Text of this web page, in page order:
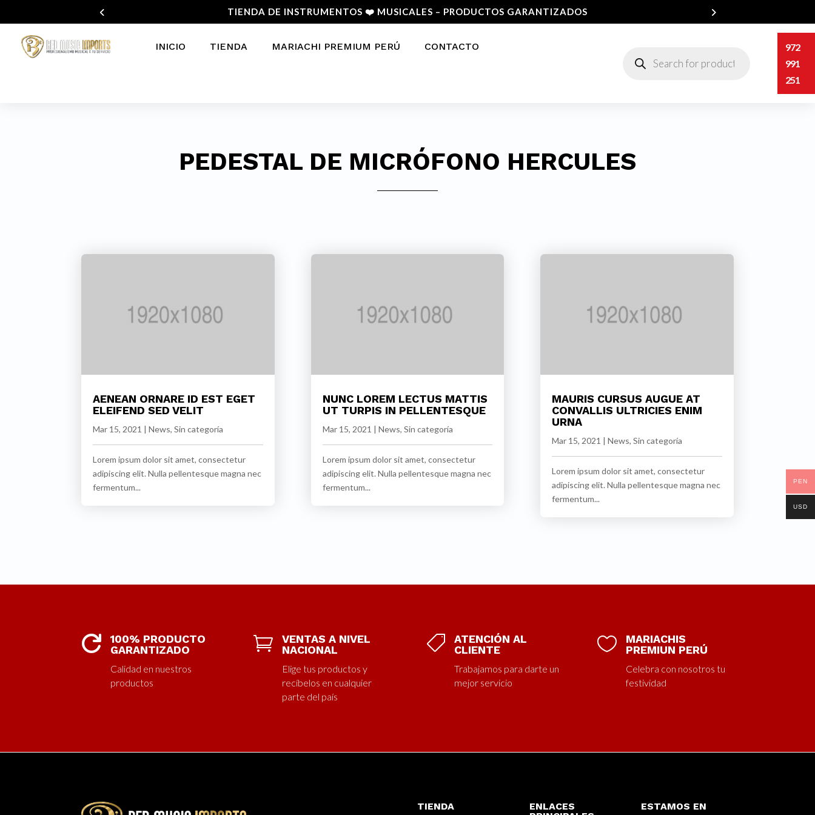
TIENDA DE INSTRUMENTOS ❤️ MUSICALES – PRODUCTOS GARANTIZADOS
INICIO TIENDA MARIACHI PREMIUM PERÚ CONTACTO
productos
972
991
251
PEDESTAL DE MICRÓFONO HERCULES
AENEAN ORNARE ID EST EGET
ELEIFEND SED VELIT
Mar 15, 2021 |News,Sin categoría
Lorem ipsum dolor sit amet, consectetur
adipiscing elit. Nulla pellentesque magna nec
fermentum...
NUNC LOREM LECTUS MATTIS
UT TURPIS IN PELLENTESQUE
Mar 15, 2021 News, Sin categoría
Lorem ipsum dolor sit amet, consectetur
adipiscing elit. Nulla pellentesque magna nec
fermentum...
MAURIS CURSUS AUGUE AT
CONVALLIS ULTRICIES ENIM
URNA
Mar 15, 2021 News, Sin categoría
Lorem ipsum dolor sit amet, consectetur
adipiscing elit. Nulla pellentesque magna nec
fermentum...

100% PRODUCTO
GARANTIZADO
Calidad en nuestros
productos

VENTAS A NIVEL
NACIONAL
Elige tus productos y
recíbelos en cualquier
parte del país

ATENCIÓN AL
CLIENTE
Trabajamos para darte un
mejor servicio

MARIACHIS
PREMIUN PERÚ
Celebra con nosotros tu
festividad
TIENDA
ENLACES
ESTAMOS EN
PEN
USD